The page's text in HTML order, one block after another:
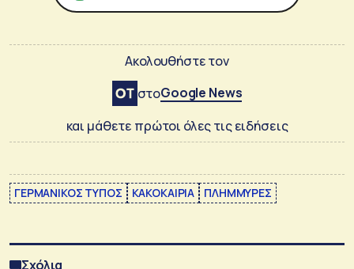
Ακολουθήστε τον
στοGoogle News
και μάθετε πρώτοι όλες τις ειδήσεις
ΓΕΡΜΑΝΙΚΟΣ ΤΥΠΟΣ ΚΑΚΟΚΑΙΡΙΑ ΠΛΗΜΜΥΡΕΣ
Σχόλια